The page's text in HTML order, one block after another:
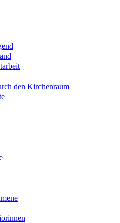
den Kirchenraum